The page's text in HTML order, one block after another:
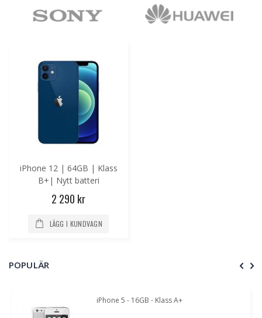
iPhone 12 | 64GB | Klass
B+| Nytt batteri
2 290 kr
LÄGG I KUNDVAGN
POPULÄR
iPhone 5 - 16GB - Klass A+